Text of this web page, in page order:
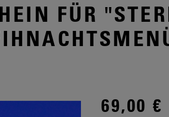
FÜR
69,00 €